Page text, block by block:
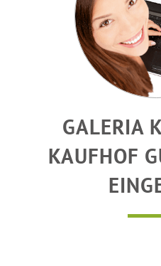
GALERIA
KAUFHOF